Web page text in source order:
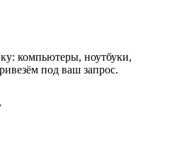
компьютеры, ноутбуки,
под ваш запрос.